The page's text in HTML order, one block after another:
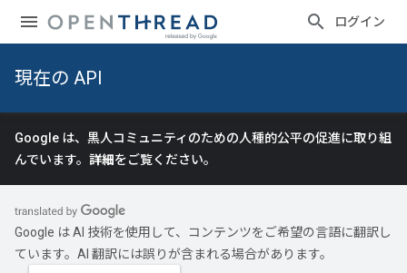
ログイン
現在の API
Google は、黒人コミュニティのための人種的公平の促進に取り組
んでいます。 詳細をご覧ください。
Google は AI 技術を使用して、コンテンツをご希望の言語に翻訳し
ています。AI 翻訳には誤りが含まれる場合があります。